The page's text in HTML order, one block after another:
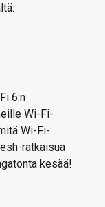
6:n
Wi-Fi-
Wi-Fi-
ratkaisua
kesää!